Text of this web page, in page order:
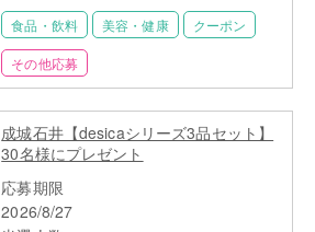
食品・飲料 美容・健康 クーポン
その他応募
成城石井【desicaシリーズ3品セット】
30名様にプレゼント
応募期限
2026/8/27